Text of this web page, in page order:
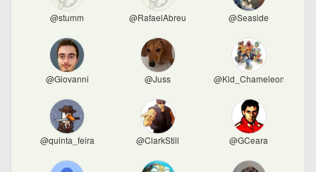
@stumm @RafaelAbreu @Seaside
@Giovanni @Juss @Kid_Chameleon
@quinta_feira @ClarkStill @GCeara